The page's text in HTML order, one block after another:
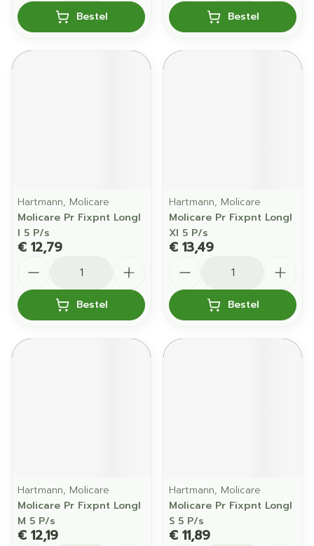
Bestel Bestel
Hartmann, Molicare
Molicare Pr Fixpnt Longl
l 5 P/s
€ 12,79
Bestel
Hartmann, Molicare
Molicare Pr Fixpnt Longl
Xl 5 P/s
€ 13,49
Bestel
Hartmann, Molicare
Molicare Pr Fixpnt Longl
M 5 P/s
€ 12,19
Hartmann, Molicare
Molicare Pr Fixpnt Longl
S 5 P/s
€ 11,89